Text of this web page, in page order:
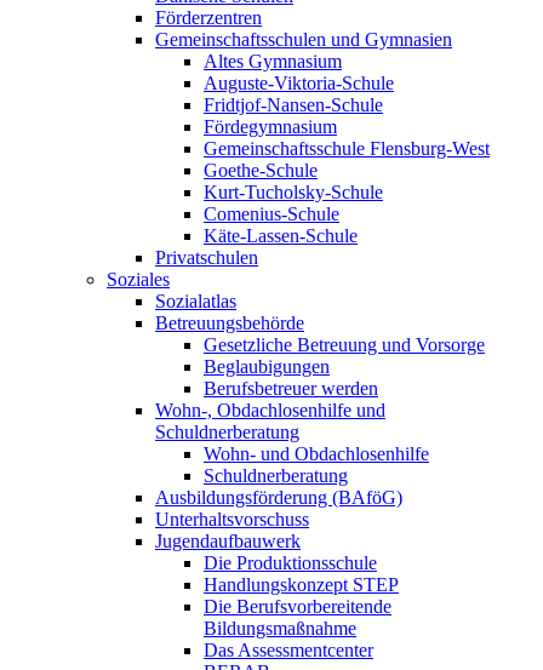
Förderzentren
Gemeinschaftsschulen und Gymnasien
Altes Gymnasium
Auguste-Viktoria-Schule
Fridtjof-Nansen-Schule
Fördegymnasium
Gemeinschaftsschule Flensburg-West
Goethe-Schule
Kurt-Tucholsky-Schule
Comenius-Schule
Käte-Lassen-Schule
Privatschulen
Soziales
Sozialatlas
Betreuungsbehörde
Gesetzliche Betreuung und Vorsorge
Beglaubigungen
Berufsbetreuer werden
Wohn-, Obdachlosenhilfe und
Schuldnerberatung
Wohn- und Obdachlosenhilfe
Schuldnerberatung
Ausbildungsförderung (BAföG)
Unterhaltsvorschuss
Jugendaufbauwerk
Die Produktionsschule
Handlungskonzept STEP
Die Berufsvorbereitende
Bildungsmaßnahme
Das Assessmentcenter